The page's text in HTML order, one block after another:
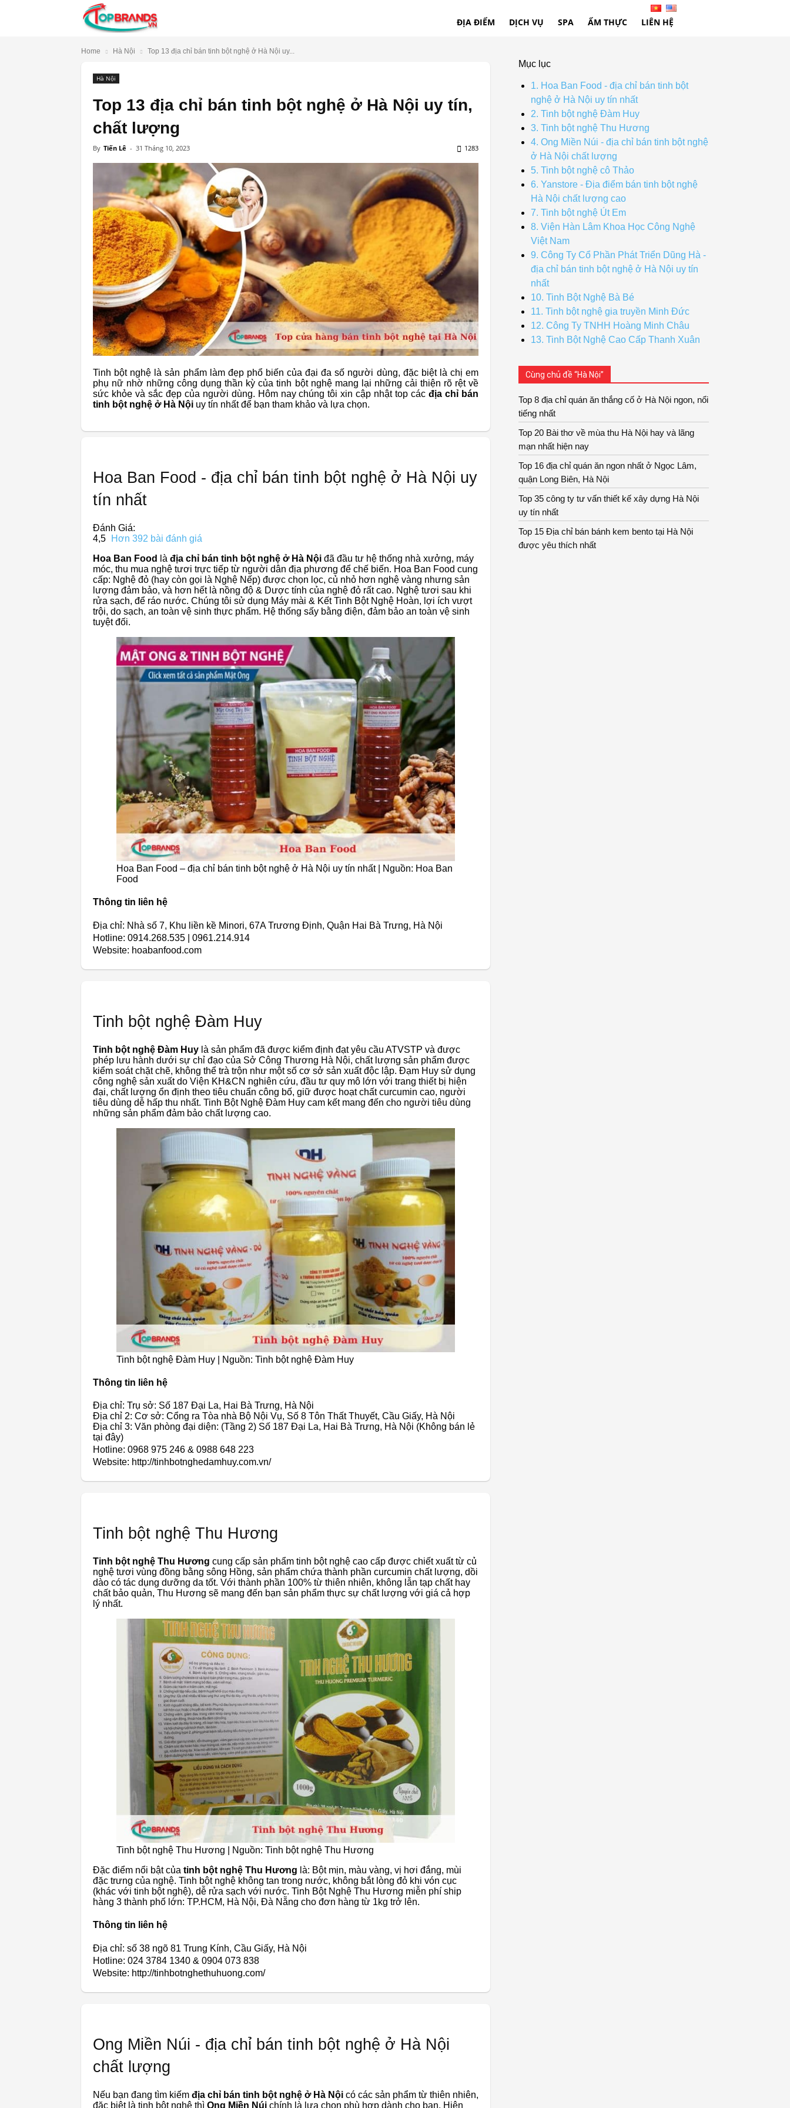
ĐỊA ĐIỂM DỊCH VỤ SPA ẨM THỰC LIÊN HỆ
Home Hà Nội Top 13 địa chỉ bán tinh bột nghệ ở Hà Nội uy...
Hà Nội
Top 13 địa chỉ bán tinh bột nghệ ở Hà Nội uy tín,
chất lượng
By Tiến Lê - 31 Tháng 10, 2023 1283
Tinh bột nghệ là sản phẩm làm đẹp phổ biến của đại đa số người dùng, đặc biệt là chị em
phụ nữ nhờ những công dụng thần kỳ của tinh bột nghệ mang lại những cải thiện rõ rệt về
sức khỏe và sắc đẹp của người dùng. Hôm nay chúng tôi xin cập nhật top cácđịa chỉ bán
tinh bột nghệ ở Hà Nội uy tín nhất để bạn tham khảo và lựa chọn.
Hoa Ban Food - địa chỉ bán tinh bột nghệ ở Hà Nội uy
tín nhất
Đánh Giá:
4,5
Hơn 392 bài đánh giá
Hoa Ban Food
là địa chỉ bán tinh bột nghệ ở Hà Nội đã đầu tư hệ thống nhà xưởng, máy
móc, thu mua nghệ tươi trực tiếp từ người dân địa phương để chế biến. Hoa Ban Food cung
cấp: Nghệ đỏ (hay còn gọi là Nghệ Nếp) được chọn lọc, củ nhỏ hơn nghệ vàng nhưng sản
lượng đảm bảo, và hơn hết là nồng độ & Dược tính của nghệ đỏ rất cao. Nghệ tươi sau khi
rửa sạch, để ráo nước. Chúng tôi sử dụng Máy mài & Kết Tinh Bột Nghệ Hoàn, lợi ích vượt
trội, do sạch, an toàn vệ sinh thực phẩm. Hệ thống sấy bằng điện, đảm bảo an toàn vệ sinh
tuyệt đối.
Hoa Ban Food – địa chỉ bán tinh bột nghệ ở Hà Nội uy tín nhất | Nguồn: Hoa Ban
Food
Thông tin liên hệ
Địa chỉ: Nhà số 7, Khu liền kề Minori, 67A Trương Định, Quận Hai Bà Trưng, Hà Nội
Hotline: 0914.268.535 | 0961.214.914
Website: hoabanfood.com
Tinh bột nghệ Đàm Huy
Tinh bột nghệ Đàm Huy là sản phẩm đã được kiểm định đạt yêu cầu ATVSTP và được
phép lưu hành dưới sự chỉ đạo của Sở Công Thương Hà Nội, chất lượng sản phẩm được
kiểm soát chặt chẽ, không thể trà trộn như một số cơ sở sản xuất độc lập. Đạm Huy sử dụng
công nghệ sản xuất do Viện KH&CN nghiên cứu, đầu tư quy mô lớn với trang thiết bị hiện
đại, chất lượng ổn định theo tiêu chuẩn công bố, giữ được hoạt chất curcumin cao, người
tiêu dùng dễ hấp thu nhất. Tinh Bột Nghệ Đàm Huy cam kết mang đến cho người tiêu dùng
những sản phẩm đảm bảo chất lượng cao.
Tinh bột nghệ Đàm Huy | Nguồn: Tinh bột nghệ Đàm Huy
Thông tin liên hệ
Địa chỉ: Trụ sở: Số 187 Đại La, Hai Bà Trưng, Hà Nội
Địa chỉ 2: Cơ sở: Cổng ra Tòa nhà Bộ Nội Vụ, Số 8 Tôn Thất Thuyết, Cầu Giấy, Hà Nội
Địa chỉ 3: Văn phòng đại diện: (Tầng 2) Số 187 Đại La, Hai Bà Trưng, Hà Nội (Không bán lẻ
tại đây)
Hotline: 0968 975 246 & 0988 648 223
Website: http://tinhbotnghedamhuy.com.vn/
Tinh bột nghệ Thu Hương
Tinh bột nghệ Thu Hương cung cấp sản phẩm tinh bột nghệ cao cấp được chiết xuất từ ​​củ
nghệ tươi vùng đồng bằng sông Hồng, sản phẩm chứa thành phần curcumin chất lượng, dồi
dào có tác dụng dưỡng da tốt. Với thành phần 100% từ thiên nhiên, không lẫn tạp chất hay
chất bảo quản, Thu Hương sẽ mang đến bạn sản phẩm thực sự chất lượng với giá cả hợp
lý nhất.
Tinh bột nghệ Thu Hương | Nguồn: Tinh bột nghệ Thu Hương
Đặc điểm nổi bật của tinh bột nghệ Thu Hương là: Bột mịn, màu vàng, vị hơi đắng, mùi
đặc trưng của nghệ. Tinh bột nghệ không tan trong nước, không bắt lòng đỏ khi vón cục
(khác với tinh bột nghệ), dễ rửa sạch với nước. Tinh Bột Nghệ Thu Hương miễn phí ship
hàng 3 thành phố lớn: TP.HCM, Hà Nội, Đà Nẵng cho đơn hàng từ 1kg trở lên.
Thông tin liên hệ
Địa chỉ: số 38 ngõ 81 Trung Kính, Cầu Giấy, Hà Nội
Hotline: 024 3784 1340 & 0904 073 838
Website: http://tinhbotnghethuhuong.com/
Ong Miền Núi - địa chỉ bán tinh bột nghệ ở Hà Nội
chất lượng
Nếu bạn đang tìm kiếm địa chỉ bán tinh bột nghệ ở Hà Nội có các sản phẩm từ thiên nhiên,
đặc biệt là tinh bột nghệ thì Ong Miền Núi chính là lựa chọn phù hợp dành cho bạn. Hiện
Mục lục
1. Hoa Ban Food - địa chỉ bán tinh bột
nghệ ở Hà Nội uy tín nhất
2. Tinh bột nghệ Đàm Huy
3. Tinh bột nghệ Thu Hương
4. Ong Miền Núi - địa chỉ bán tinh bột nghệ
ở Hà Nội chất lượng
5. Tinh bột nghệ cô Thảo
6. Yanstore - Địa điểm bán tinh bột nghệ
Hà Nội chất lượng cao
7. Tinh bột nghệ Út Em
8. Viện Hàn Lâm Khoa Học Công Nghệ
Việt Nam
9. Công Ty Cổ Phần Phát Triển Dũng Hà -
địa chỉ bán tinh bột nghệ ở Hà Nội uy tín
nhất
10. Tinh Bột Nghệ Bà Bé
11. Tinh bột nghệ gia truyền Minh Đức
12. Công Ty TNHH Hoàng Minh Châu
13. Tinh Bột Nghệ Cao Cấp Thanh Xuân
Cùng chủ đề “Hà Nội”
Top 8 địa chỉ quán ăn thắng cố ở Hà Nội ngon, nổi
tiếng nhất
Top 20 Bài thơ về mùa thu Hà Nội hay và lãng
mạn nhất hiện nay
Top 16 địa chỉ quán ăn ngon nhất ở Ngọc Lâm,
quận Long Biên, Hà Nội
Top 35 công ty tư vấn thiết kế xây dựng Hà Nội
uy tín nhất
Top 15 Địa chỉ bán bánh kem bento tại Hà Nội
được yêu thích nhất